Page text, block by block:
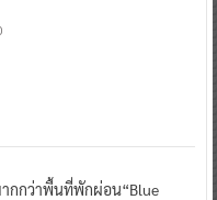
ากกว่าพื้นที่พักผ่อน“Blue